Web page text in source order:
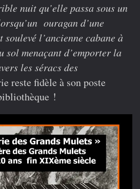
nuit qu’elle passa sous un
ouragan d’une
l’ancienne cabane à
sol menaçant d’emporter la
les séracs des
reste fidèle à son poste
!